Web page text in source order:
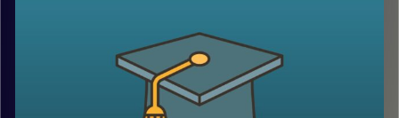
שמרתקים אליהם מיליוני צופים ברחבי העולם.
ד"ר יאיר גלילי עושה סדר בקשר שבין פוליטיקה
לכדורגל וסוקר את ההיסטוריה הדרמטית של
משחקי הגביע העולמי
.